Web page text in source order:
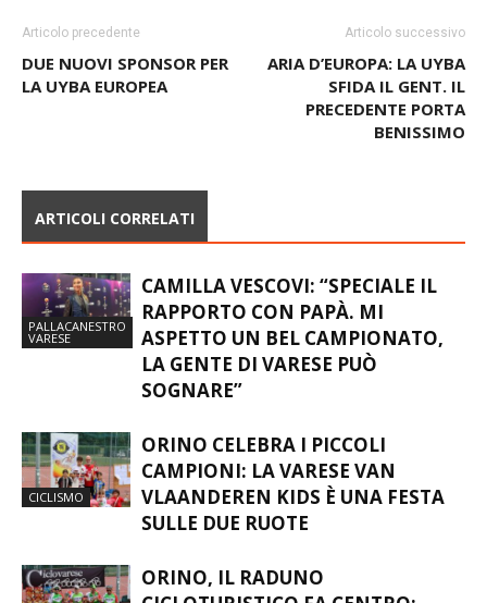
Articolo successivo
ARIA D’EUROPA: LA UYBA
ARTICOLI CORRELATI
CAMILLA VESCOVI: “SPECIALE IL
RAPPORTO CON PAPÀ. MI
LA GENTE DI VARESE PUÒ
SOGNARE”
CICLISMO
ORINO CELEBRA I PICCOLI
VLAANDEREN KIDS È UNA FESTA